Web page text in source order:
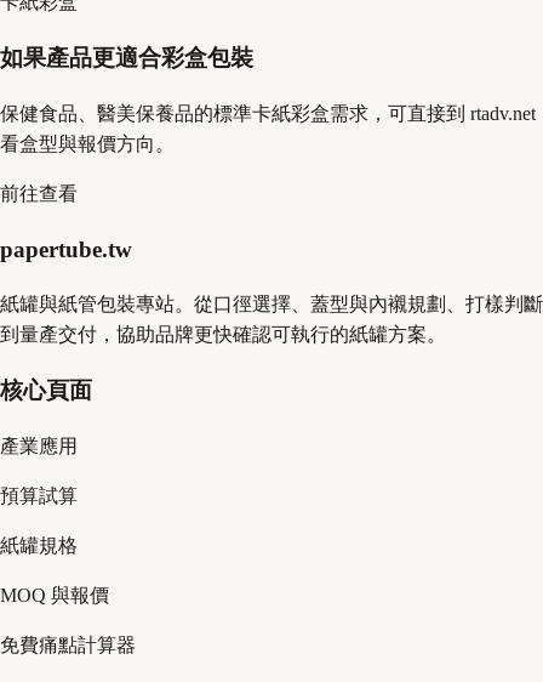
如果產品更適合彩盒包裝
保健食品、醫美保養品的標準卡紙彩盒需求，可直接到 rtadv.net
看盒型與報價方向。
前往查看
papertube.tw
紙罐與紙管包裝專站。從口徑選擇、蓋型與內襯規劃、打樣判斷
到量產交付，協助品牌更快確認可執行的紙罐方案。
核心頁面
產業應用
預算試算
紙罐規格
MOQ 與報價
免費痛點計算器